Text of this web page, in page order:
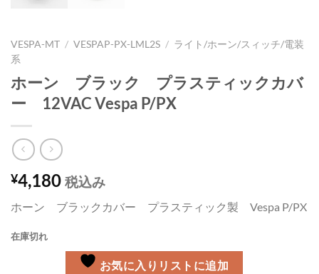
VESPA-MT / VESPAP-PX-LML2S / ライト/ホーン/スィッチ/電装
系
ホーン ブラック プラスティックカバ
ー 12VAC Vespa P/PX
¥4,180 税込み
ホーン ブラックカバー プラスティック製 Vespa P/PX
在庫切れ
お気に入りリストに追加